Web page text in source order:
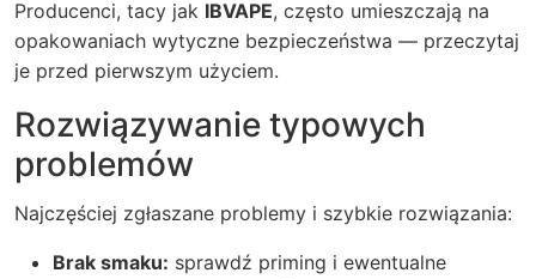
Producenci, tacy jak IBVAPE, często umieszczają na
opakowaniach wytyczne bezpieczeństwa — przeczytaj
je przed pierwszym użyciem.
Rozwiązywanie typowych
problemów
Najczęściej zgłaszane problemy i szybkie rozwiązania:
Brak smaku: sprawdź priming i ewentualne